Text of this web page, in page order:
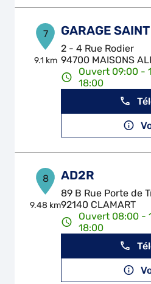
7
9.1 km
GARAGE
2 - 4 Rue Rodier
94700 MAISONS
Ouvert 09:00 -
18:00
8
9.48 km
AD2R
89 B Rue Porte de
92140 CLAMART
Ouvert 08:00 -
18:00